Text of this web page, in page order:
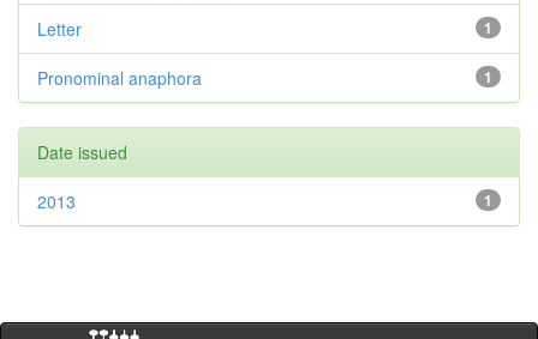
1
Letter
1
Pronominal anaphora
Date issued
1
2013